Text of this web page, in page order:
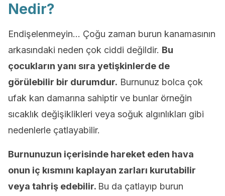
Nedir?
Endişelenmeyin… Çoğu zaman burun kanamasının
arkasındaki neden çok ciddi değildir. Bu
çocukların yanı sıra yetişkinlerde de
görülebilir bir durumdur. Burnunuz bolca çok
ufak kan damarına sahiptir ve bunlar örneğin
sıcaklık değişiklikleri veya soğuk algınlıkları gibi
nedenlerle çatlayabilir.
Burnunuzun içerisinde hareket eden hava
onun iç kısmını kaplayan zarları kurutabilir
veya tahriş edebilir. Bu da çatlayıp burun